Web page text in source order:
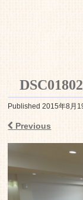
特別養
老人ホー
DSC01802
Published2015年8月
Previous